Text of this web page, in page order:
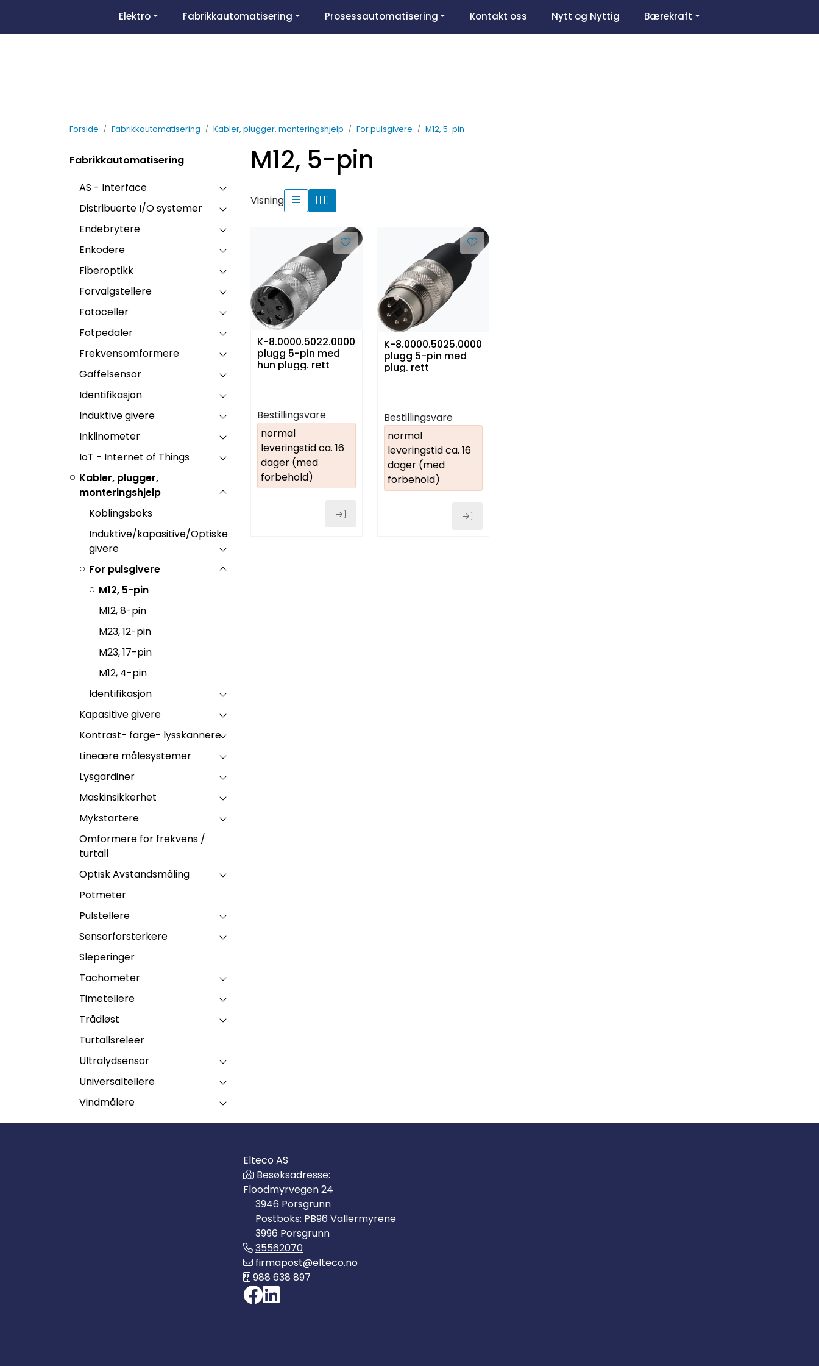
Om oss Favoritter
Elektro Fabrikkautomatisering Prosessautomatisering Kontakt oss Nytt og Nyttig Bærekraft
Forside Fabrikkautomatisering Kabler, plugger, monteringshjelp For pulsgivere M12, 5-pin
Fabrikkautomatisering
AS - Interface
Distribuerte I/O systemer
Endebrytere
Enkodere
Fiberoptikk
Forvalgstellere
Fotoceller
Fotpedaler
Frekvensomformere
Gaffelsensor
Identifikasjon
Induktive givere
Inklinometer
IoT - Internet of Things
Kabler, plugger,
monteringshjelp
Koblingsboks
Induktive/kapasitive/Optiske
givere
For pulsgivere
M12, 5-pin
M12, 8-pin
M23, 12-pin
M23, 17-pin
M12, 4-pin
Identifikasjon
Kapasitive givere
Kontrast- farge- lysskannere
Lineære målesystemer
Lysgardiner
Maskinsikkerhet
Mykstartere
Omformere for frekvens /
turtall
Optisk Avstandsmåling
Potmeter
Pulstellere
Sensorforsterkere
Sleperinger
Tachometer
Timetellere
Trådløst
Turtallsreleer
Ultralydsensor
Universaltellere
Vindmålere
M12, 5-pin
Visning
K-8.0000.5022.0000
plugg 5-pin med
hun plugg. rett
Bestillingsvare
normal
leveringstid ca. 16
dager (med
forbehold)
K-8.0000.5025.0000
plugg 5-pin med
plug. rett
Bestillingsvare
normal
leveringstid ca. 16
dager (med
forbehold)
Elteco AS
Besøksadresse:
Floodmyrvegen 24
3946 Porsgrunn
Postboks: PB96 Vallermyrene
3996 Porsgrunn
35562070
firmapost@elteco.no
988 638 897